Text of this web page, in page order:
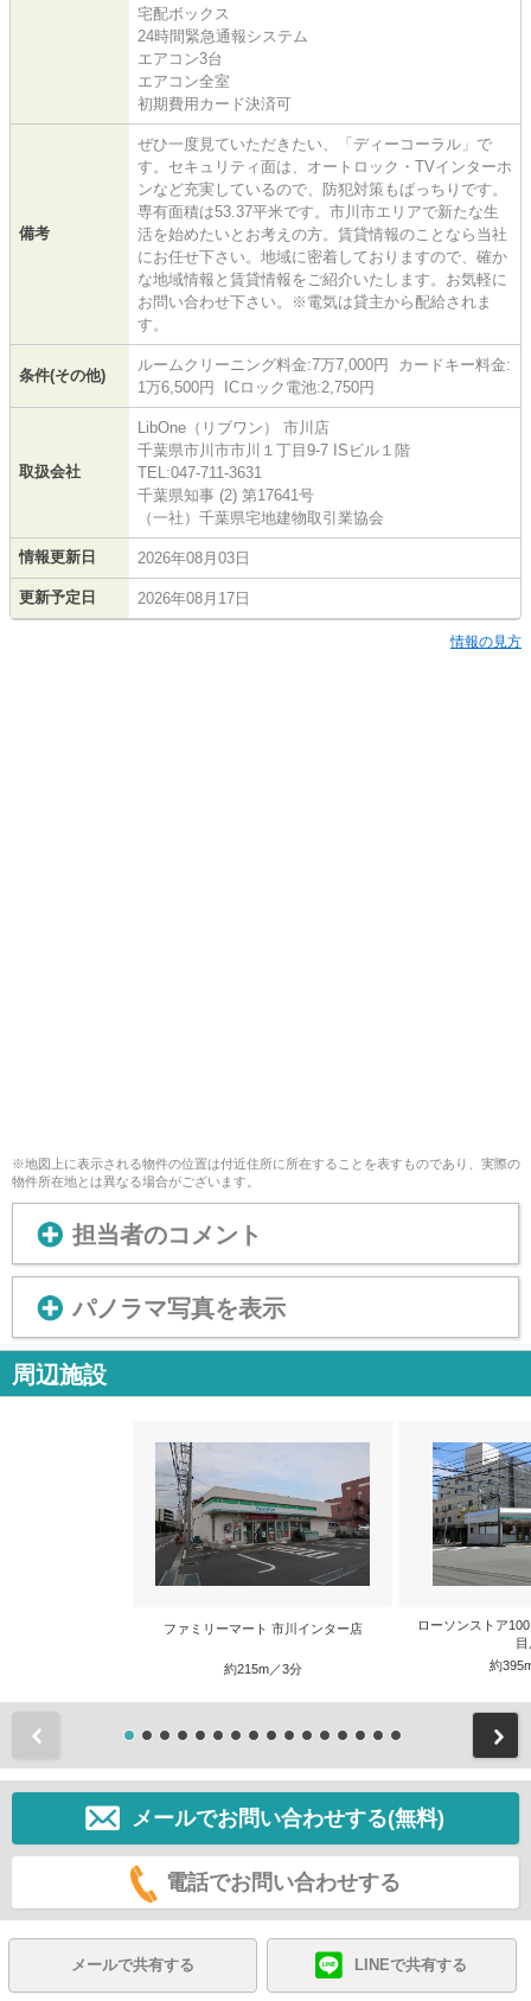
宅配ボックス
24時間緊急通報システム
エアコン3台
エアコン全室
初期費用カード決済可
備考
ぜひ一度見ていただきたい、「ディーコーラル」で
す。セキュリティ面は、オートロック・TVインターホ
ンなど充実しているので、防犯対策もばっちりです。
専有面積は53.37平米です。市川市エリアで新たな生
活を始めたいとお考えの方。賃貸情報のことなら当社
にお任せ下さい。地域に密着しておりますので、確か
な地域情報と賃貸情報をご紹介いたします。お気軽に
お問い合わせ下さい。※電気は貸主から配給されま
す。
条件(その他)
ルームクリーニング料金:7万7,000円 カードキー料金:
1万6,500円 ICロック電池:2,750円
取扱会社
LibOne（リブワン） 市川店
千葉県市川市市川１丁目9-7 ISビル１階
TEL:047-711-3631
千葉県知事 (2) 第17641号
（一社）千葉県宅地建物取引業協会
情報更新日 2026年08月03日
更新予定日 2026年08月17日
情報の見方
※地図上に表示される物件の位置は付近住所に所在することを表すものであり、実際の
物件所在地とは異なる場合がございます。
担当者のコメント
パノラマ写真を表示
周辺施設
ファミリーマート 市川インター店
約215m／3分
ローソンストア
目
約
メールでお問い合わせする(無料)
電話でお問い合わせする
メールで共有する LINEで共有する